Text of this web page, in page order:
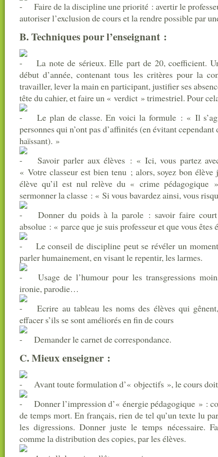
Faire de la discipline une priorité : avertir le
autoriser l’exclusion de cours et la rendre possible par
B. Techniques pour l’enseignant :
La note de sérieux. Elle part de 20, coefficient.
début d’année, contenant tous les critères pour la
travailler, lever la main en participant, justifier ses
tête du cahier, et faire un « verdict » trimestriel. Pour
Le plan de classe. En voici la formule : « Il
personnes qui n’ont pas d’affinités (en évitant cependant
haïssant). »
Savoir parler aux élèves : « Ici, vous partez
« Votre classeur est bien tenu ; alors, soyez bon
élève qu’il est nul relève du « crime pédagogique
sermonner la classe : « Si vous bavardez ainsi, vous
Donner du poids à la parole : savoir faire
absolue : « parce que je suis professeur et que vous êtes
Le conseil de discipline peut se révéler un
parler humainement, en visant le repentir, les larmes.
Usage de l’humour pour les transgressions
ironie, parodie…
Ecrire au tableau les noms des élèves qui
effacer s’ils se sont améliorés en fin de cours
Demander le carnet de correspondance.
C. Mieux enseigner :
Avant toute formulation d’« objectifs », le cours
Donner l’impression d’« énergie pédagogique » :
de temps mort. En français, rien de tel qu’un texte lu
les digressions. Donner juste le temps nécessaire.
comme la distribution des copies, par les élèves.